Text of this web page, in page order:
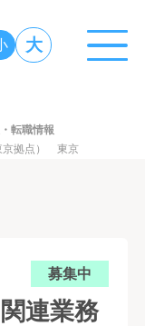
大
転職情報
京拠点） 東京
募集中
連業務